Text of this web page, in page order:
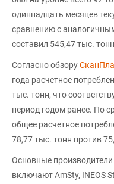
одиннадцать месяцев
сравнению с
составил 545,47 тыс.
Согласно обзору
года расчетное
тыс. тонн, что
период годом ранее. По
общее расчетное
78,77 тыс. тонн против
Основные
включают AmSty, INEOS